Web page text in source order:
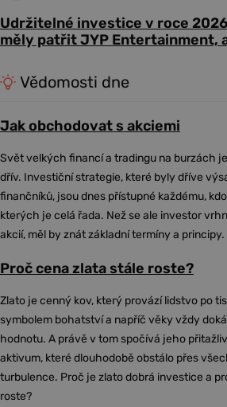
Udržitelné investice v roce
měly patřit JYP Entertainment,
Vědomosti dne
Jak obchodovat s akciemi
Svět velkých financí a tradingu na burzách
dřív. Investiční strategie, které byly dříve
finančníků, jsou dnes přístupné každému,
kterých je celá řada. Než se ale investor
akcií, měl by znát základní termíny a principy.
Proč cena zlata stále roste?
Zlato je cenný kov, který provází lidstvo po
symbolem bohatství a napříč věky vždy
hodnotu. A právě v tom spočívá jeho
aktivum, které dlouhodobě obstálo přes
turbulence. Proč je zlato dobrá investice a
roste?